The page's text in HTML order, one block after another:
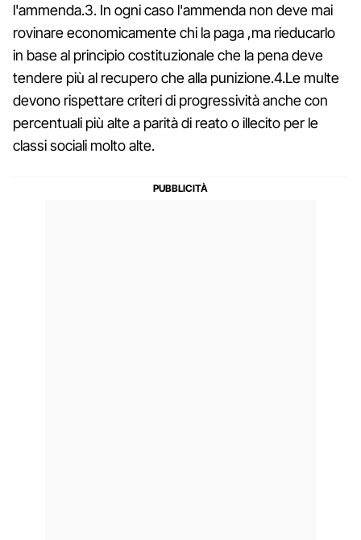
l'ammenda.3. In ogni caso l'ammenda non deve mai
rovinare economicamente chi la paga ,ma rieducarlo
in base al principio costituzionale che la pena deve
tendere più al recupero che alla punizione.4.Le multe
devono rispettare criteri di progressività anche con
percentuali più alte a parità di reato o illecito per le
classi sociali molto alte.